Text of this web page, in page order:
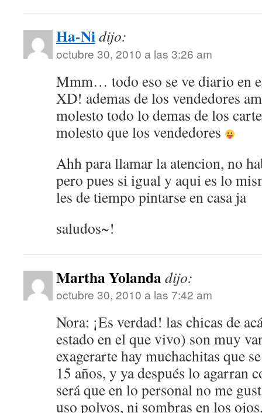
Ha-Nidijo:
octubre 30, 2010 a las 3:26 am
Mmm… todo eso se ve diario en
XD! ademas de los vendedores
molesto todo lo demas de los
molesto que los vendedores
Ahh para llamar la atencion, no
pero pues si igual y aqui es lo
les de tiempo pintarse en casa ja
saludos~!
Martha Yolandadijo:
octubre 30, 2010 a las 7:42 am
Nora: ¡Es verdad! las chicas de
estado en el que vivo) son muy
exagerarte hay muchachitas que
15 años, y ya después lo agarran
será que en lo personal no me
uso polvos, ni sombras en los